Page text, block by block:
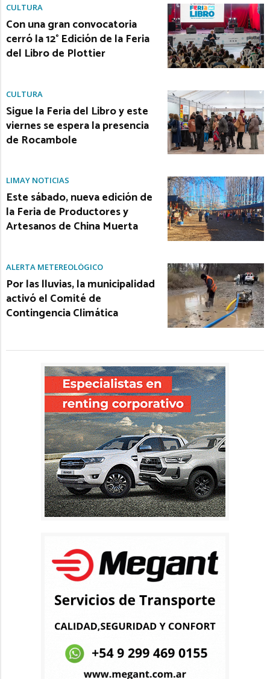
CULTURA
Con una gran convocatoria
cerró la 12° Edición de la Feria
del Libro de Plottier
CULTURA
Sigue la Feria del Libro y este
viernes se espera la presencia
de Rocambole
LIMAY NOTICIAS
Este sábado, nueva edición de
la Feria de Productores y
Artesanos de China Muerta
ALERTA METEREOLÓGICO
Por las lluvias, la municipalidad
activó el Comité de
Contingencia Climática